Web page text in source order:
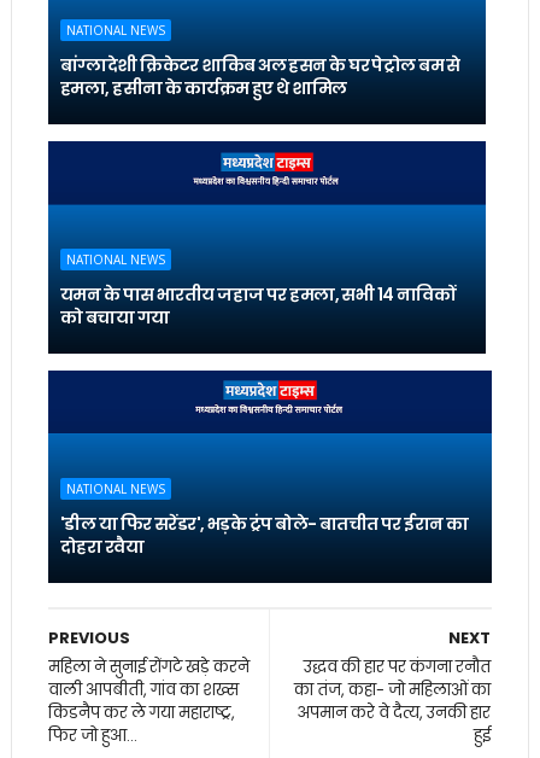
NATIONAL NEWS
बांग्लादेशी क्रिकेटर शाकिब अल हसन के घर पेट्रोल बम से
हमला, हसीना के कार्यक्रम हुए थे शामिल
NATIONAL NEWS
यमन के पास भारतीय जहाज पर हमला, सभी 14 नाविकों
को बचाया गया
NATIONAL NEWS
'डील या फिर सरेंडर', भड़के ट्रंप बोले- बातचीत पर ईरान का
दोहरा रवैया
NEXT
उद्धव की हार पर कंगना रनौत
का तंज, कहा- जो महिलाओं का
अपमान करे वे दैत्य, उनकी हार
हुई
PREVIOUS
महिला ने सुनाई रोंगटे खड़े करने
वाली आपबीती, गांव का शख्स
किडनैप कर ले गया महाराष्ट्र,
फिर जो हुआ...